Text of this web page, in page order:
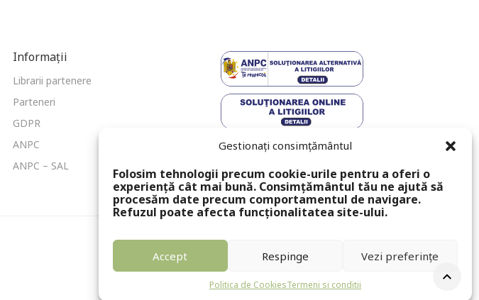
Gestionați consimțământul
Folosim tehnologii precum cookie-urile pentru a oferi o
experiență cât mai bună. Consimțământul tău ne ajută să
procesăm date precum comportamentul de navigare.
Refuzul poate afecta funcționalitatea site-ului.
Accept Respinge Vezi preferințe
Politica de CookiesTermeni si conditii
Informații
Librarii partenere
Parteneri
GDPR
ANPC
ANPC – SAL